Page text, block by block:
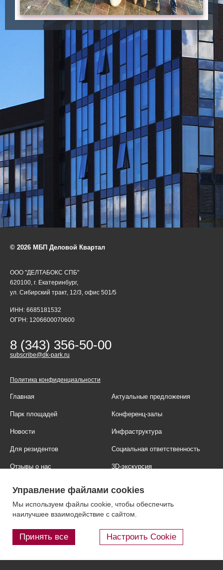
© 2026 МБП Деловой Квартал
ООО "ДЕЛТАБОКС СПБ"
620100, г. Екатеринбург,
ул. Сибирский тракт, 12/3, офис 501/5
ИНН: 6685181532
ОГРН: 1206600070600
8 (343) 356-50-00
subscribe@dk-park.ru
Политика конфиденциальности
Главная Актуальные предложения
Парк площадей Конференц-залы
Новости Инфраструктура
Для резидентов Социальная ответственность
Отзывы о нас 3D-экскурсия
Контакты Блог
Управление файлами cookies
Мы используем файлы cookie, чтобы обеспечить
наилучшее взаимодействие с сайтом.
Принять все Настроить Cookie